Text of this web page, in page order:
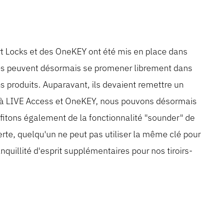
et des OneKEY ont été mis en place dans
désormais se promener librement dans
produits. Auparavant, ils devaient remettre un
Access et OneKEY, nous pouvons désormais
également de la fonctionnalité "sounder" de
quelqu'un ne peut pas utiliser la même clé pour
d'esprit supplémentaires pour nos tiroirs-